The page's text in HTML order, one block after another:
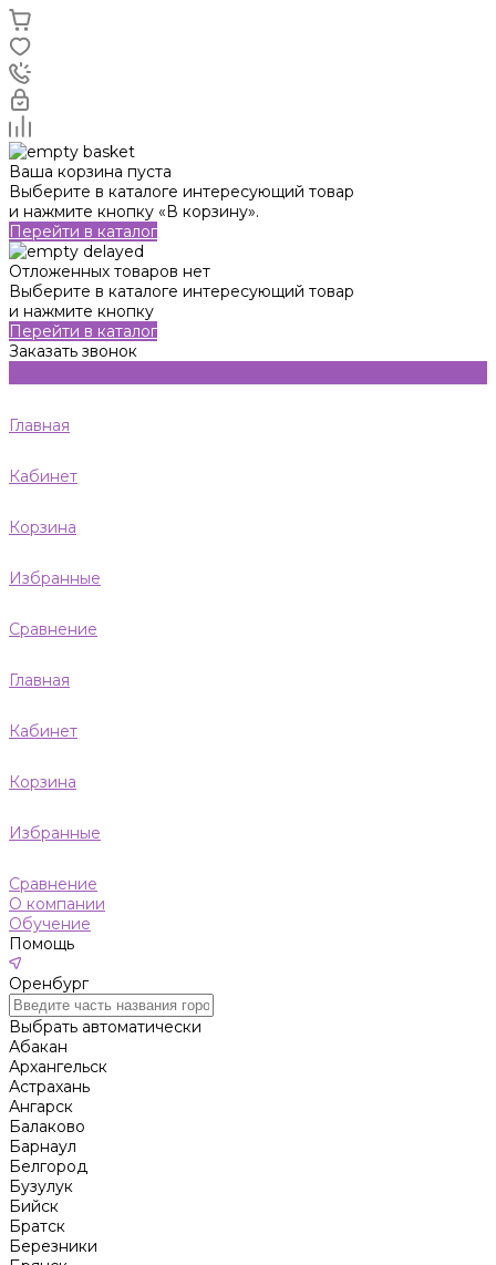
Ваша корзина пуста
Выберите в каталоге интересующий товар
и нажмите кнопку «В корзину».
Перейти в каталог
Отложенных товаров нет
Выберите в каталоге интересующий товар
и нажмите кнопку
Перейти в каталог
Заказать звонок
Главная
Кабинет
Корзина
Избранные
Сравнение
Главная
Кабинет
Корзина
Избранные
Сравнение
О компании
Обучение
Помощь
Оренбург
Выбрать автоматически
Абакан
Архангельск
Астрахань
Ангарск
Балаково
Барнаул
Белгород
Бузулук
Бийск
Братск
Березники